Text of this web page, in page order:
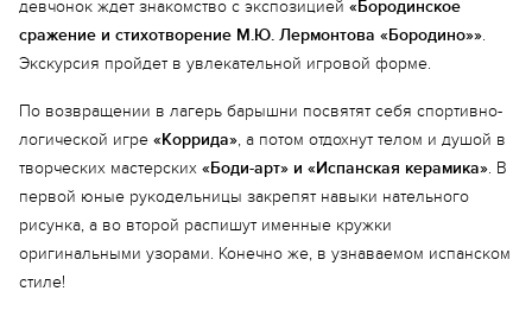
девчонок ждет знакомство с экспозицией «Бородинское
сражение и стихотворение М.Ю. Лермонтова «Бородино»».
Экскурсия пройдет в увлекательной игровой форме.
По возвращении в лагерь барышни посвятят себя спортивно-
логической игре «Коррида», а потом отдохнут телом и душой в
творческих мастерских «Боди-арт» и «Испанская керамика». В
первой юные рукодельницы закрепят навыки нательного
рисунка, а во второй распишут именные кружки
оригинальными узорами. Конечно же, в узнаваемом испанском
стиле!